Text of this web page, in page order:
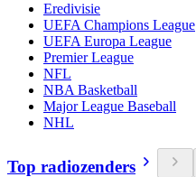
Eredivisie
UEFA Champions League
UEFA Europa League
Premier League
NFL
NBA Basketball
Major League Baseball
NHL
Top radiozenders